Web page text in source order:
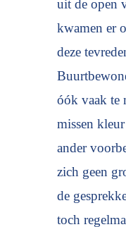
uit de open
kwamen er
deze
óók vaak te
missen
ander
zich geen
de
toch